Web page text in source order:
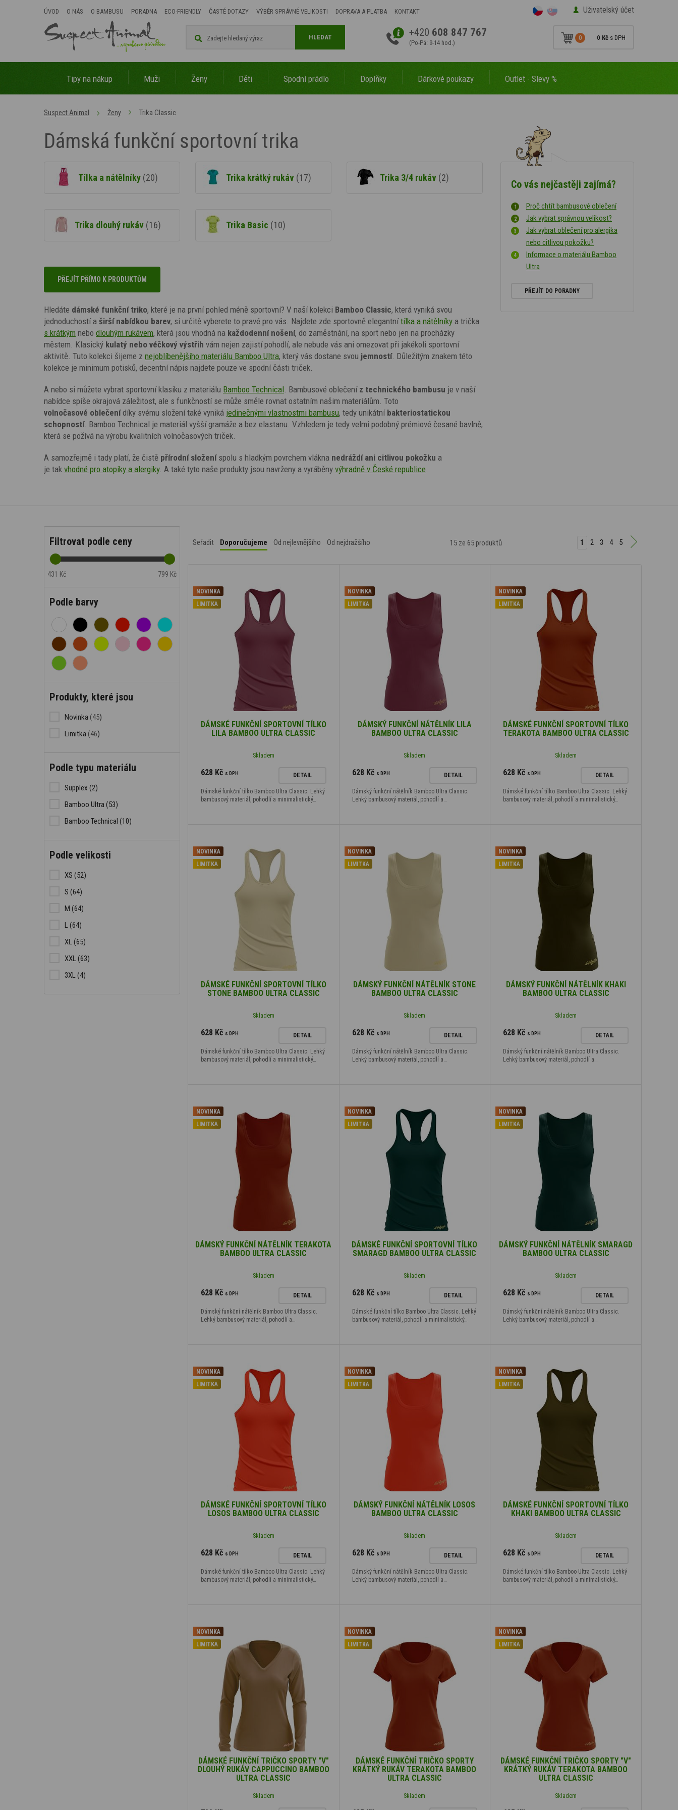
ÚVOD O NÁS O BAMBUSU PORADNA ECO-FRIENDLY ČASTÉ DOTAZY VÝBĚR SPRÁVNÉ VELIKOSTI DOPRAVA A PLATBA KONTAKT Uživatelský účet
+420 608 847 767
(Po-Pá: 9-14 hod.)
0 0 Kč s DPH
HLEDAT
Tipy na nákup Muži Ženy Děti Spodní prádlo Doplňky Dárkové poukazy Outlet - Slevy %
Suspect Animal Ženy Trika Classic
Dámská funkční sportovní trika
Co vás nejčastěji zajímá?
Proč chtít bambusové oblečení
Jak vybrat správnou velikost?
Jak vybrat oblečení pro alergika
nebo citlivou pokožku?
Informace o materiálu Bamboo
Ultra
PŘEJÍT DO PORADNY
Tílka a nátělníky (20) Trika krátký rukáv (17) Trika 3/4 rukáv (2)
Trika dlouhý rukáv (16) Trika Basic (10)
PŘEJÍT PŘÍMO K PRODUKTŮM
Hledáte dámské funkční triko, které je na první pohled méně sportovní? V naší kolekci Bamboo Classic, která vyniká svou
jednoduchostí a širší nabídkou barev, si určitě vyberete to pravé pro vás. Najdete zde sportovně elegantní tílka a nátělníky a trička
s krátkým nebo dlouhým rukávem, která jsou vhodná na každodenní nošení, do zaměstnání, na sport nebo jen na procházky
městem. Klasický kulatý nebo véčkový výstřih vám nejen zajistí pohodlí, ale nebude vás ani omezovat při jakékoli sportovní
aktivitě. Tuto kolekci šijeme z nejoblíbenějšího materiálu Bamboo Ultra, který vás dostane svou jemností. Důležitým znakem této
kolekce je minimum potisků, decentní nápis najdete pouze ve spodní části triček.
A nebo si můžete vybrat sportovní klasiku z materiálu Bamboo Technical. Bambusové oblečení z technického bambusu je v naší
nabídce spíše okrajová záležitost, ale s funkčností se může směle rovnat ostatním našim materiálům. Toto
volnočasové oblečenídíky svému složení také vyniká jedinečnými vlastnostmi bambusu, tedy unikátní bakteriostatickou
schopností. Bamboo Technical je materiál vyšší gramáže a bez elastanu. Vzhledem je tedy velmi podobný prémiové česané bavlně,
která se požívá na výrobu kvalitních volnočasových triček.
A samozřejmě i tady platí, že čistě přírodní složení spolu s hladkým povrchem vlákna nedráždí ani citlivou pokožku a
je tak vhodné pro atopiky a alergiky. A také tyto naše produkty jsou navrženy a vyráběny výhradně v České republice.
Filtrovat podle ceny
431 Kč 799 Kč
Podle barvy
Produkty, které jsou
Novinka (45)
Limitka (46)
Podle typu materiálu
Supplex (2)
Bamboo Ultra (53)
Bamboo Technical (10)
Podle velikosti
XS (52)
S (64)
M (64)
L(64)
XL(65)
XXL(63)
3XL(4)
Seřadit Doporučujeme Od nejlevnějšího Od nejdražšího 15ze 65 produktů 1 2 3 4 5
NOVINKA
LIMITKA
DÁMSKÉ FUNKČNÍ SPORTOVNÍ TÍLKO
LILA BAMBOO ULTRA CLASSIC
Skladem
628 Kč s DPH DETAIL
Dámské funkční tílko Bamboo Ultra Classic. Lehký
bambusový materiál, pohodlí a minimalistický…
NOVINKA
LIMITKA
DÁMSKÝ FUNKČNÍ NÁTĚLNÍK LILA
BAMBOO ULTRA CLASSIC
Skladem
628 Kč s DPH DETAIL
Dámský funkční nátělník Bamboo Ultra Classic.
Lehký bambusový materiál, pohodlí a…
NOVINKA
LIMITKA
DÁMSKÉ FUNKČNÍ SPORTOVNÍ TÍLKO
TERAKOTA BAMBOO ULTRA CLASSIC
Skladem
628 Kč s DPH DETAIL
Dámské funkční tílko Bamboo Ultra Classic. Lehký
bambusový materiál, pohodlí a minimalistický…
NOVINKA
LIMITKA
DÁMSKÉ FUNKČNÍ SPORTOVNÍ TÍLKO
STONE BAMBOO ULTRA CLASSIC
Skladem
628 Kč s DPH DETAIL
Dámské funkční tílko Bamboo Ultra Classic. Lehký
bambusový materiál, pohodlí a minimalistický…
NOVINKA
LIMITKA
DÁMSKÝ FUNKČNÍ NÁTĚLNÍK STONE
BAMBOO ULTRA CLASSIC
Skladem
628 Kč s DPH DETAIL
Dámský funkční nátělník Bamboo Ultra Classic.
Lehký bambusový materiál, pohodlí a…
NOVINKA
LIMITKA
DÁMSKÝ FUNKČNÍ NÁTĚLNÍK KHAKI
BAMBOO ULTRA CLASSIC
Skladem
628 Kč s DPH DETAIL
Dámský funkční nátělník Bamboo Ultra Classic.
Lehký bambusový materiál, pohodlí a…
NOVINKA
LIMITKA
DÁMSKÝ FUNKČNÍ NÁTĚLNÍK TERAKOTA
BAMBOO ULTRA CLASSIC
Skladem
628 Kč s DPH DETAIL
Dámský funkční nátělník Bamboo Ultra Classic.
Lehký bambusový materiál, pohodlí a…
NOVINKA
LIMITKA
DÁMSKÉ FUNKČNÍ SPORTOVNÍ TÍLKO
SMARAGD BAMBOO ULTRA CLASSIC
Skladem
628 Kč s DPH DETAIL
Dámské funkční tílko Bamboo Ultra Classic. Lehký
bambusový materiál, pohodlí a minimalistický…
NOVINKA
LIMITKA
DÁMSKÝ FUNKČNÍ NÁTĚLNÍK SMARAGD
BAMBOO ULTRA CLASSIC
Skladem
628 Kč s DPH DETAIL
Dámský funkční nátělník Bamboo Ultra Classic.
Lehký bambusový materiál, pohodlí a…
NOVINKA
LIMITKA
DÁMSKÉ FUNKČNÍ SPORTOVNÍ TÍLKO
LOSOS BAMBOO ULTRA CLASSIC
Skladem
628 Kč s DPH DETAIL
Dámské funkční tílko Bamboo Ultra Classic. Lehký
bambusový materiál, pohodlí a minimalistický…
NOVINKA
LIMITKA
DÁMSKÝ FUNKČNÍ NÁTĚLNÍK LOSOS
BAMBOO ULTRA CLASSIC
Skladem
628 Kč s DPH DETAIL
Dámský funkční nátělník Bamboo Ultra Classic.
Lehký bambusový materiál, pohodlí a…
NOVINKA
LIMITKA
DÁMSKÉ FUNKČNÍ SPORTOVNÍ TÍLKO
KHAKI BAMBOO ULTRA CLASSIC
Skladem
628 Kč s DPH DETAIL
Dámské funkční tílko Bamboo Ultra Classic. Lehký
bambusový materiál, pohodlí a minimalistický…
NOVINKA
LIMITKA
DÁMSKÉ FUNKČNÍ TRIČKO SPORTY "V"
DLOUHÝ RUKÁV CAPPUCCINO BAMBOO
ULTRA CLASSIC
Skladem
NOVINKA
LIMITKA
DÁMSKÉ FUNKČNÍ TRIČKO SPORTY
KRÁTKÝ RUKÁV TERAKOTA BAMBOO
ULTRA CLASSIC
Skladem
NOVINKA
LIMITKA
DÁMSKÉ FUNKČNÍ TRIČKO SPORTY "V"
KRÁTKÝ RUKÁV TERAKOTA BAMBOO
ULTRA CLASSIC
Skladem